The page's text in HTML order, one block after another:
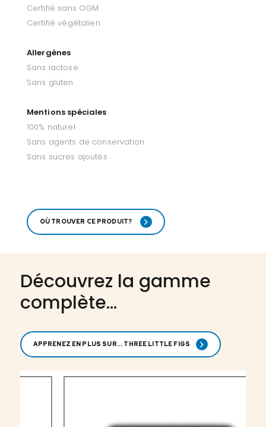
Certifié sans OGM
Certifié végétalien
Allergènes
Sans lactose
Sans gluten
Mentions spéciales
100% naturel
Sans agents de conservation
Sans sucres ajoutés
OÙ TROUVER CE PRODUIT?
Découvrez la gamme
complète...
APPRENEZ EN PLUS SUR... THREE LITTLE FIGS